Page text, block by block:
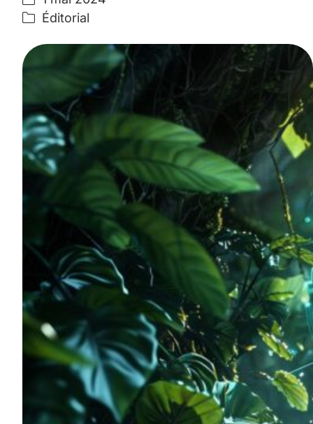
Éditorial